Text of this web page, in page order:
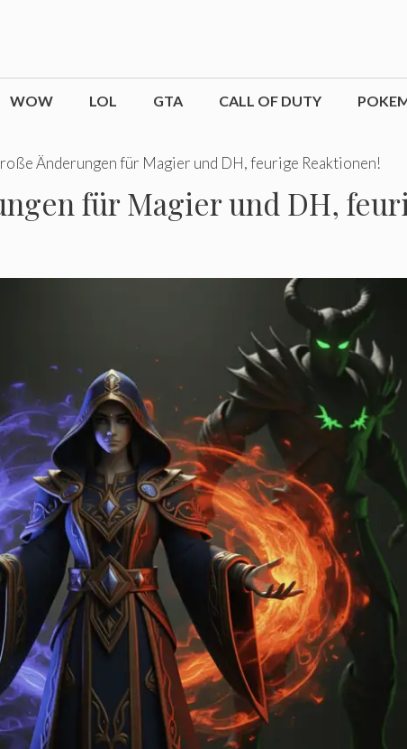
WOW LOL GTA CALL OF DUTY
Änderungen für Magier und DH, feurige Reaktionen!
für Magier und DH,